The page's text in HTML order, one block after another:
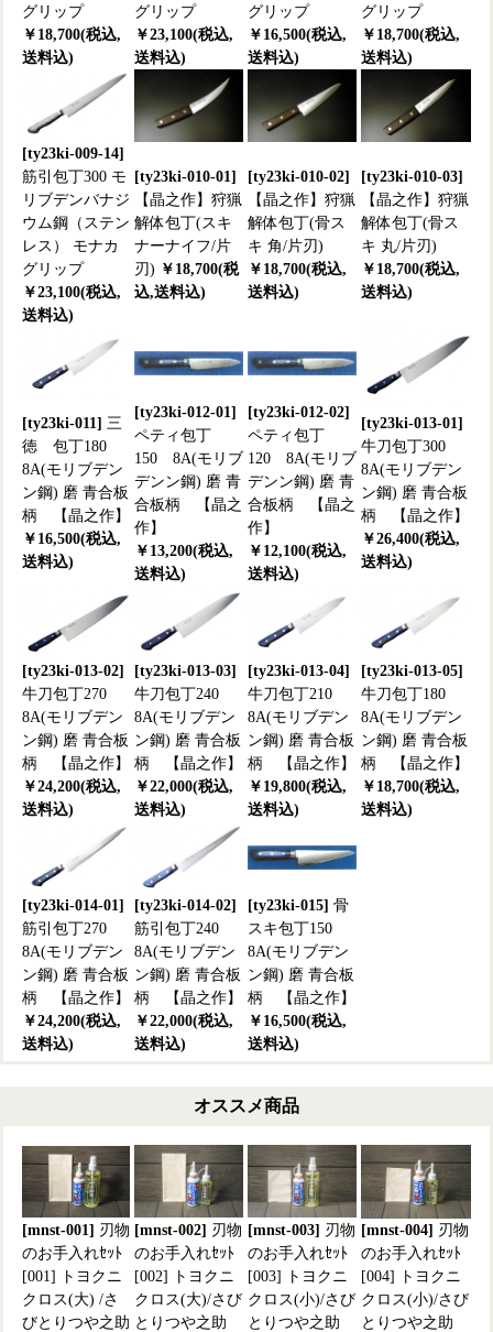
グリップ
￥18,700(税込,
送料込)
グリップ
￥23,100(税込,
送料込)
グリップ
￥16,500(税込,
送料込)
グリップ
￥18,700(税込,
送料込)
[ty23ki-009-14]
筋引包丁300 モ
リブデンバナジ
ウム鋼（ステン
レス） モナカ
グリップ
￥23,100(税込,
送料込)
[ty23ki-010-01]
【晶之作】狩猟
解体包丁(スキ
ナーナイフ/片
刃) ￥18,700(税
込,送料込)
[ty23ki-010-02]
【晶之作】狩猟
解体包丁(骨ス
キ 角/片刃)
￥18,700(税込,
送料込)
[ty23ki-010-03]
【晶之作】狩猟
解体包丁(骨ス
キ 丸/片刃)
￥18,700(税込,
送料込)
[ty23ki-011] 三
徳 包丁180
8A(モリブデン
ン鋼) 磨 青合板
柄 【晶之作】
￥16,500(税込,
送料込)
[ty23ki-012-01]
ペティ包丁
150 8A(モリブ
デンン鋼) 磨 青
合板柄 【晶之
作】
￥13,200(税込,
送料込)
[ty23ki-012-02]
ペティ包丁
120 8A(モリブ
デンン鋼) 磨 青
合板柄 【晶之
作】
￥12,100(税込,
送料込)
[ty23ki-013-01]
牛刀包丁300
8A(モリブデン
ン鋼) 磨 青合板
柄 【晶之作】
￥26,400(税込,
送料込)
[ty23ki-013-02]
牛刀包丁270
8A(モリブデン
ン鋼) 磨 青合板
柄 【晶之作】
￥24,200(税込,
送料込)
[ty23ki-013-03]
牛刀包丁240
8A(モリブデン
ン鋼) 磨 青合板
柄 【晶之作】
￥22,000(税込,
送料込)
[ty23ki-013-04]
牛刀包丁210
8A(モリブデン
ン鋼) 磨 青合板
柄 【晶之作】
￥19,800(税込,
送料込)
[ty23ki-013-05]
牛刀包丁180
8A(モリブデン
ン鋼) 磨 青合板
柄 【晶之作】
￥18,700(税込,
送料込)
[ty23ki-014-01]
筋引包丁270
8A(モリブデン
ン鋼) 磨 青合板
柄 【晶之作】
￥24,200(税込,
送料込)
[ty23ki-014-02]
筋引包丁240
8A(モリブデン
ン鋼) 磨 青合板
柄 【晶之作】
￥22,000(税込,
送料込)
[ty23ki-015] 骨
スキ包丁150
8A(モリブデン
ン鋼) 磨 青合板
柄 【晶之作】
￥16,500(税込,
送料込)
オススメ商品
[mnst-001] 刃物
のお手入れｾｯﾄ
[001] トヨクニ
クロス(大) /さ
びとりつや之助
[mnst-002] 刃物
のお手入れｾｯﾄ
[002] トヨクニ
クロス(大)/さび
とりつや之助
[mnst-003] 刃物
のお手入れｾｯﾄ
[003] トヨクニ
クロス(小)/さび
とりつや之助
[mnst-004] 刃物
のお手入れｾｯﾄ
[004] トヨクニ
クロス(小)/さび
とりつや之助